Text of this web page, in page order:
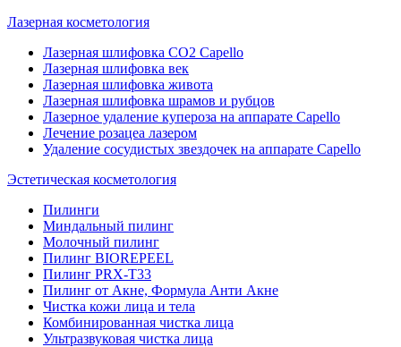
Лазерная косметология
Лазерная шлифовка CO2 Capello
Лазерная шлифовка век
Лазерная шлифовка живота
Лазерная шлифовка шрамов и рубцов
Лазерное удаление купероза на аппарате Capello
Лечение розацеа лазером
Удаление сосудистых звездочек на аппарате Capello
Эстетическая косметология
Пилинги
Миндальный пилинг
Молочный пилинг
Пилинг BIOREPEEL
Пилинг PRX-T33
Пилинг от Акне, Формула Анти Акне
Чистка кожи лица и тела
Комбинированная чистка лица
Ультразвуковая чистка лица